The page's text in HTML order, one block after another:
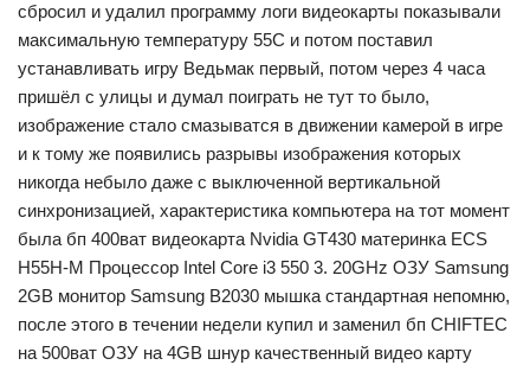
сбросил и удалил программу логи видеокарты показывали
максимальную температуру 55C и потом поставил
устанавливать игру Ведьмак первый, потом через 4 часа
пришёл с улицы и думал поиграть не тут то было,
изображение стало смазыватся в движении камерой в игре
и к тому же появились разрывы изображения которых
никогда небыло даже с выключенной вертикальной
синхронизацией, характеристика компьютера на тот момент
была бп 400ват видеокарта Nvidia GT430 материнка ECS
H55H-M Процессор Intel Core i3 550 3. 20GHz ОЗУ Samsung
2GB монитор Samsung B2030 мышка стандартная непомню,
после этого в течении недели купил и заменил бп CHIFTEC
на 500ват ОЗУ на 4GB шнур качественный видео карту